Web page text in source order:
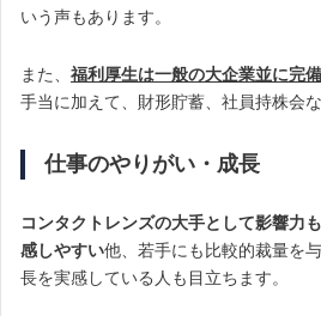
いう声もあります。
また、 福利厚生は一般の大企業並に完備
手当に加えて、財形貯蓄、社員持株会な
仕事のやりがい・成長
コンタクトレンズの大手として影響力
感しやすい他、若手にも比較的裁量を
長を実感している人も目立ちます。